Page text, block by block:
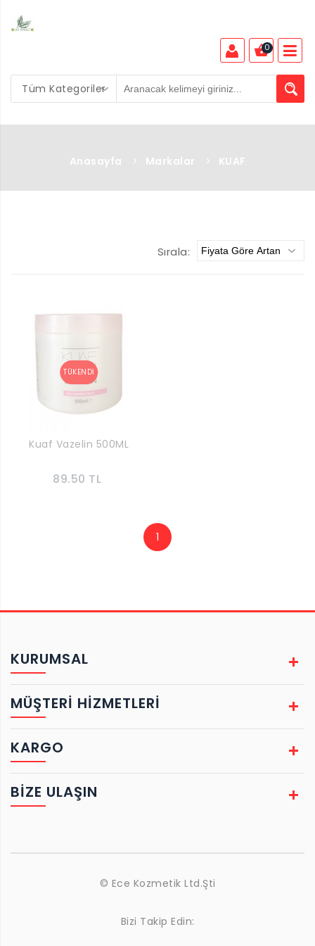
Tüm Kategoriler
0
Anasayfa > Markalar > KUAF
Sırala:
Kuaf Vazelin 500ML
89.50 TL
1
KURUMSAL
MÜŞTERİ HİZMETLERİ
KARGO
BIZE ULAŞIN
© Ece Kozmetik Ltd.Şti
Bizi Takip Edin: